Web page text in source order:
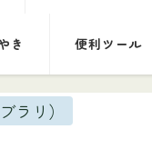
き 便利ツール
ラリ）